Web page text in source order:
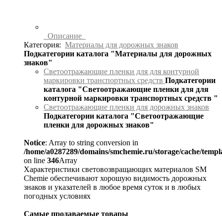
Описание
Категория: Материалы для дорожных знаков
Подкатегории каталога "Материалы для дорожных
знаков"
Светоотражающие пленки для для контурной
маркировки транспортных средств Подкатегории
каталога "Светоотражающие пленки для для
контурной маркировки транспортных средств "
Светоотражающие пленки для дорожных знаков
Подкатегории каталога "Светоотражающие
пленки для дорожных знаков"
Notice: Array to string conversion in
/home/a0287289/domains/smchemie.ru/storage/cache/
on line 346Array
Характеристики световозвращающих материалов SM
Chemie обеспечивают хорошую видимость дорожных
знаков и указателей в любое время суток и в любых
погодных условиях
Самые продаваемые товары